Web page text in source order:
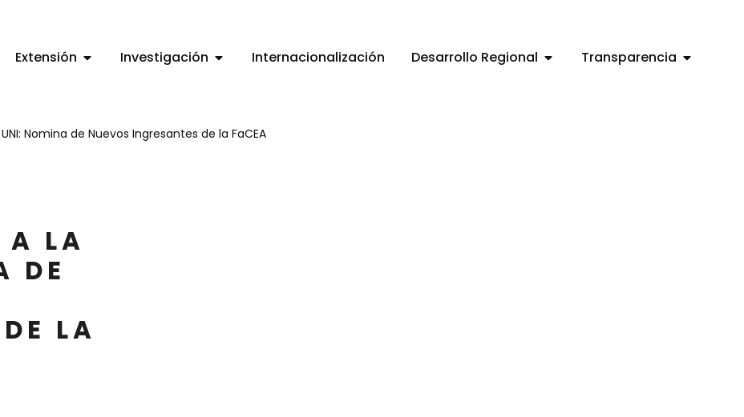
Extensión Investigación Internacionalización Desarrollo Regional Transparencia
Nomina de Nuevos Ingresantes de la FaCEA
A LA
DE
LA